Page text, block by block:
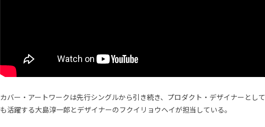
カバー・アートワークは先行シングルから引き続き、プロダクト・デザイナーとして
も活躍する大島淳一郎とデザイナーのフクイリョウヘイが担当している。